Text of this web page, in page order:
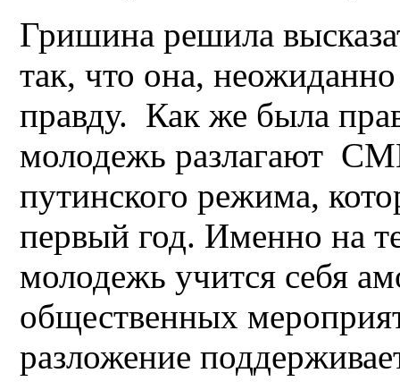
Гришина решила
так, что она,
правду. Как же была
молодежь разлагают
путинского режима,
первый год. Именно на
молодежь учится себя
общественных
разложение